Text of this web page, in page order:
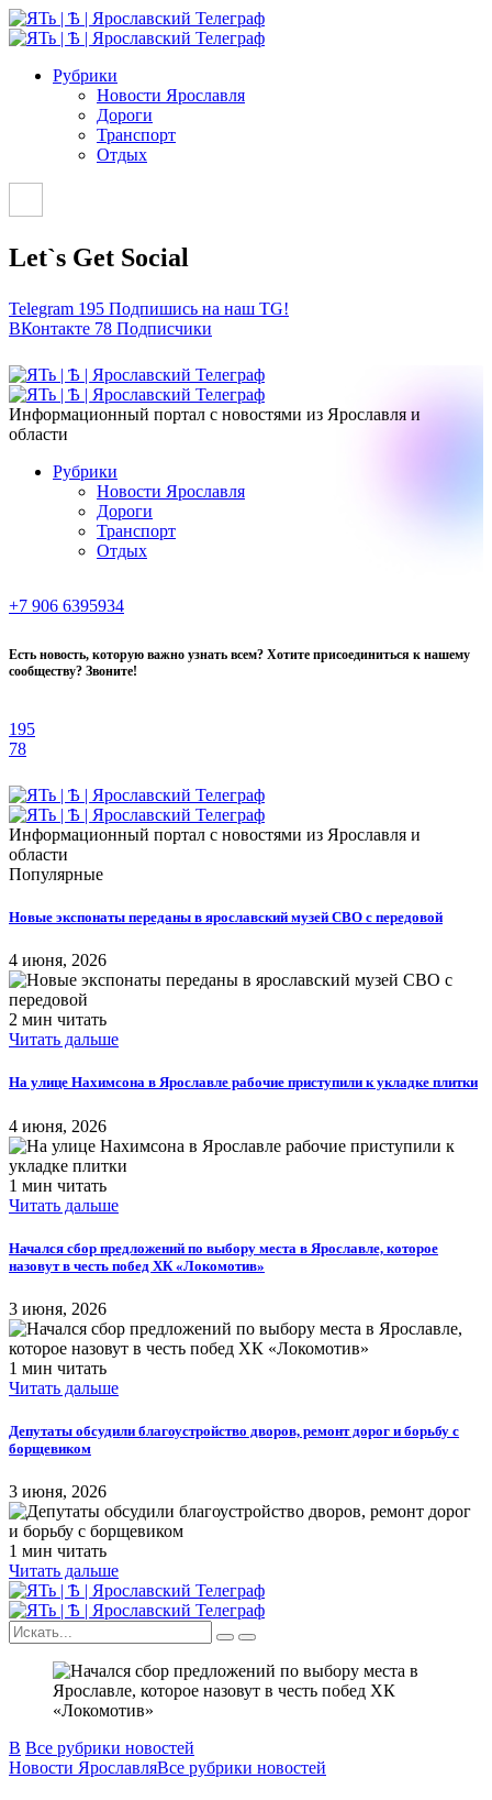
Рубрики
Новости Ярославля
Дороги
Транспорт
Отдых
Let`s Get Social
Telegram 195 Подпишись на наш TG!
ВКонтакте 78 Подписчики
Информационный портал с новостями из Ярославля и
области
Рубрики
Новости Ярославля
Дороги
Транспорт
Отдых
+7 906 6395934
Есть новость, которую важно узнать всем? Хотите присоединиться к нашему
сообществу? Звоните!
195
78
Информационный портал с новостями из Ярославля и
области
Популярные
Новые экспонаты переданы в ярославский музей СВО с передовой
4 июня, 2026
2 мин читать
Читать дальше
На улице Нахимсона в Ярославле рабочие приступили к укладке плитки
4 июня, 2026
1 мин читать
Читать дальше
Начался сбор предложений по выбору места в Ярославле, которое
назовут в честь побед ХК «Локомотив»
3 июня, 2026
1 мин читать
Читать дальше
Депутаты обсудили благоустройство дворов, ремонт дорог и борьбу с
борщевиком
3 июня, 2026
1 мин читать
Читать дальше
В Все рубрики новостей
Новости ЯрославляВсе рубрики новостей